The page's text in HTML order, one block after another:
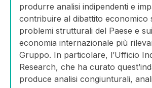
produrre analisi indipendenti e
contribuire al dibattito economico
problemi strutturali del Paese e
economia internazionale più
Gruppo. In particolare, l’Ufficio
Research, che ha curato
produce analisi congiunturali,